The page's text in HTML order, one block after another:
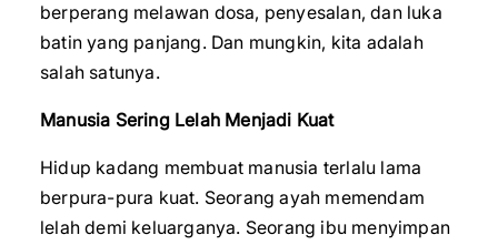
berperang melawan dosa, penyesalan, dan luka
batin yang panjang. Dan mungkin, kita adalah
salah satunya.
Manusia Sering Lelah Menjadi Kuat
Hidup kadang membuat manusia terlalu lama
berpura-pura kuat. Seorang ayah memendam
lelah demi keluarganya. Seorang ibu menyimpan